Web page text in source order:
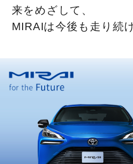
来をめざして、
MIRAIは今後も走り続